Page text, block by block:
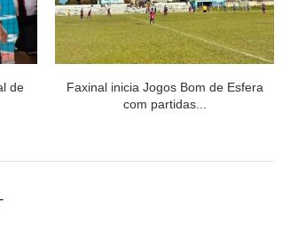
de
Faxinal inicia Jogos Bom de Esfera
com partidas...